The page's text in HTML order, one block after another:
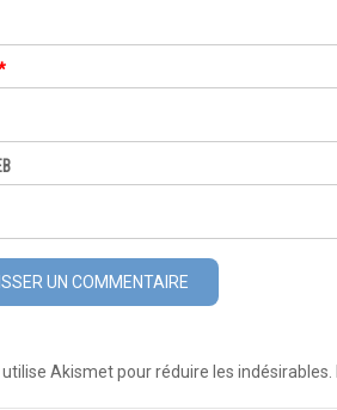
Akismet pour réduire les indésirables.